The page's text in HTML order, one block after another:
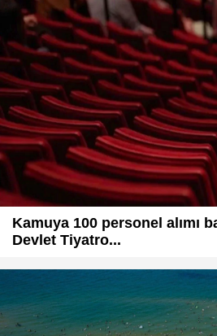
Kamuya 100 personel alımı
Devlet Tiyatro...